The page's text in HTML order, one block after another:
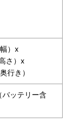
）x
さ）x
行き）
ッテリー含